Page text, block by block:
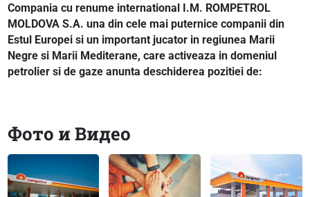
Compania cu renume international I.M. ROMPETROL
MOLDOVA S.A. una din cele mai puternice companii din
Estul Europei si un important jucator in regiunea Marii
Negre si Marii Mediterane, care activeaza in domeniul
petrolier si de gaze anunta deschiderea pozitiei de:
Фото и Видео